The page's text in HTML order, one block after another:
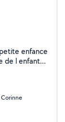
Corinne